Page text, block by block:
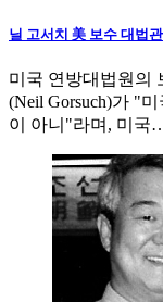
닐 고서치 美 보수 대법
미국 연방대법원의
(Neil Gorsuch)가 "
이 아니"라며, 미국